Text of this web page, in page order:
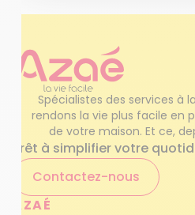
Spécialistes des services à
rendons la vie plus facile en
de votre maison. Et ce,
Prêt à simplifier votre
Contactez-nous
AZAÉ